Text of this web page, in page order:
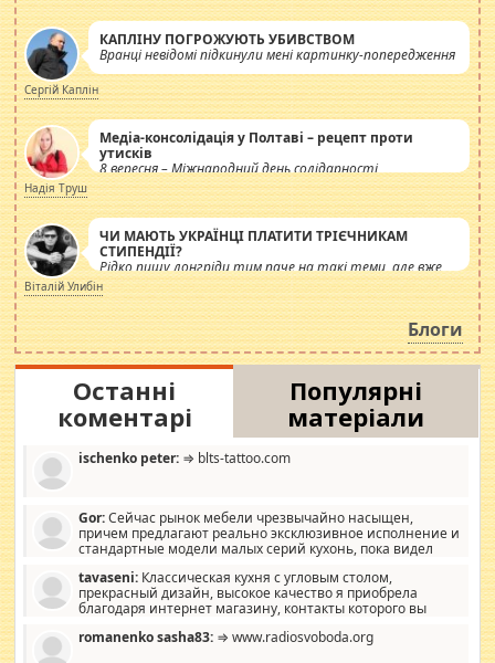
КАПЛІНУ ПОГРОЖУЮТЬ УБИВСТВОМ
Вранці невідомі підкинули мені картинку-попередження
Сергій Каплін
Медіа-консолідація у Полтаві – рецепт проти
утисків
8 вересня – Міжнародний день солідарності
журналістів.
Надія Труш
ЧИ МАЮТЬ УКРАЇНЦІ ПЛАТИТИ ТРІЄЧНИКАМ
СТИПЕНДІЇ?
Рідко пишу лонгріди тим паче на такі теми, але вже
просто дістало! Обурюють сьогоднішні інсенуації
навколо стипендіального питання. Штучно
роздувається ще одна соціальна катастрофа.
Віталій Улибін
Блоги
Останні
коментарі
Популярні
матеріали
ischenko peter: ⇒ blts-tattoo.com
Gor:Сейчас рынок мебели чрезвычайно насыщен,
причем предлагают реально эксклюзивное исполнение и
стандартные модели малых серий кухонь, пока видел
стандартные формы, в MebelOk, креативненько и что главное -
со вкусом все в порядке, без ненужных наворотов удорожающих
мебель, а это не последний фактор.
tavaseni: Классическая кухня с угловым столом,
прекрасный дизайн, высокое качество я приобрела
благодаря интернет магазину, контакты которого вы
romanenko sasha83: ⇒ www.radiosvoboda.org